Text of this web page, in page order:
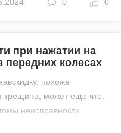
при нажатии на
передних колесах
похоже
трещина, может еще что.
неисправности